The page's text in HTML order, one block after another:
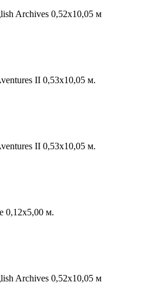
Archives 0,52x10,05 м
II 0,53х10,05 м.
II 0,53х10,05 м.
0,12х5,00 м.
Archives 0,52x10,05 м